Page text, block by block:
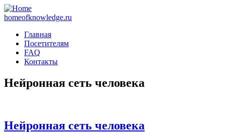
homeofknowledge.ru
Главная
Посетителям
FAQ
Контакты
Нейронная сеть человека
Нейронная сеть человека